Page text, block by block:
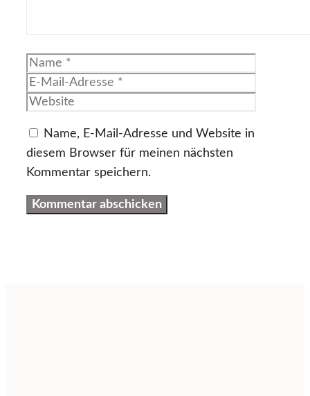
Name
Name, E-Mail-Adresse und Website in
diesem Browser für meinen nächsten
Kommentar speichern.